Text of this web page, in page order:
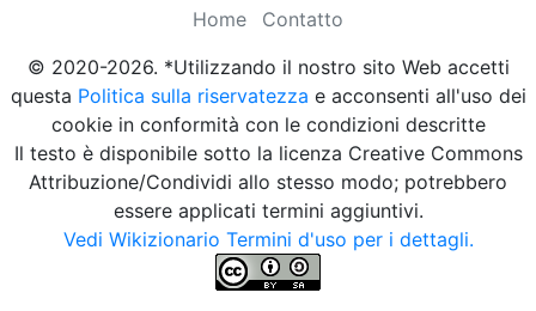
Home
Contatto
© 2020-2026. *Utilizzando il nostro sito Web accetti
questa Politica sulla riservatezza e acconsenti all'uso dei
cookie in conformità con le condizioni descritte
Il testo è disponibile sotto la licenza Creative Commons
Attribuzione/Condividi allo stesso modo; potrebbero
essere applicati termini aggiuntivi.
Vedi Wikizionario Termini d'uso per i dettagli.